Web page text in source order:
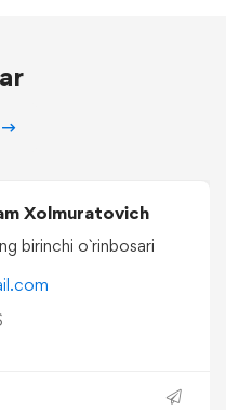
Xolmuratovich
birinchi o`rinbosari